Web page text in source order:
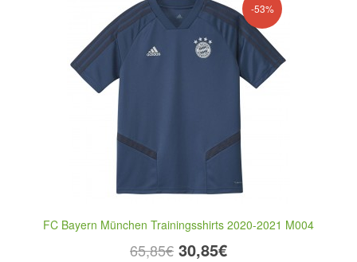
-53%
FC Bayern München Trainingsshirts 2020-2021 M004
65,85€ 30,85€